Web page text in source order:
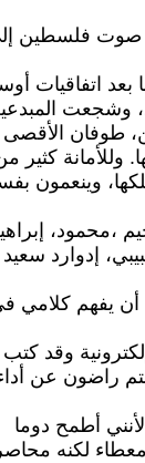
صوت فلسطين
بعد اتفاقيات
وشجعت
طوفان
وللأمانة كثير
وينعمون
،محمود،
إدوارد سعيد
أن يفهم كلامي
راضون عن
أطمح دوما
لكنه